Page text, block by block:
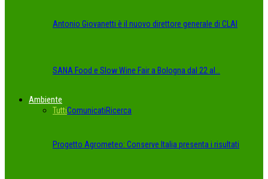
Antonio Giovanetti è il nuovo direttore generale di CLAI
SANA Food e Slow Wine Fair a Bologna dal 22 al…
Ambiente
TuttiComunicatiRicerca
Progetto Agrometeo: Conserve Italia presenta i risultati